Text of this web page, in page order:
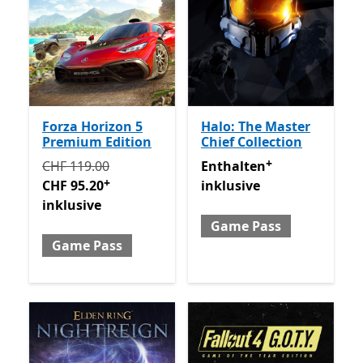
Forza Horizon 5
Premium Edition
Ursprünglich CHF 119.00 jetzt CHF 95.20 inklusive
CHF 119.00
CHF 95.20+
inklusive
Game Pass
Halo: The Master
Chief Collection
Enthalten inklusive Game
Enthalten+
inklusive
Game Pass